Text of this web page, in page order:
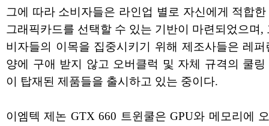
그에 따라 소비자들은 라인업 별로 자신에게 적합
그래픽카드를 선택할 수 있는 기반이 마련되었으며,
비자들의 이목을 집중시키기 위해 제조사들은 레퍼
양에 구애 받지 않고 오버클럭 및 자체 규격의 쿨링
이 탑재된 제품들을 출시하고 있는 중이다.
이엠텍 제논 GTX 660 트윈쿨은 GPU와 메모리에